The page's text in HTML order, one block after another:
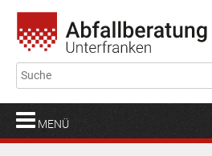
MENÜ